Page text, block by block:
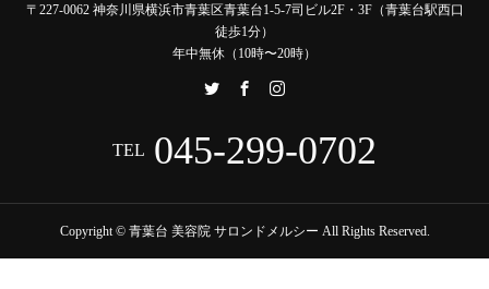
〒227-0062 神奈川県横浜市青葉区青葉台1-5-7司ビル2F・3F（青葉台駅西口
徒歩1分）
年中無休（10時〜20時）
TEL 045-299-0702
Copyright © 青葉台 美容院 サロンドメルシー All Rights Reserved.